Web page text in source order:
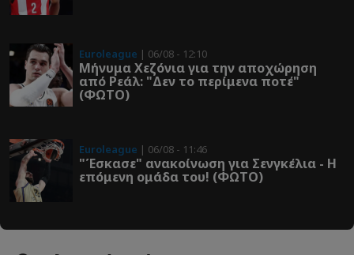
Euroleague | 06/08 - 12:10
Μήνυμα Χεζόνια για την αποχώρηση
από Ρεάλ: "Δεν το περίμενα ποτέ"
(ΦΩΤΟ)
Euroleague | 06/08 - 11:46
"Έσκασε" ανακοίνωση για Σενγκέλια - Η
επόμενη ομάδα του! (ΦΩΤΟ)